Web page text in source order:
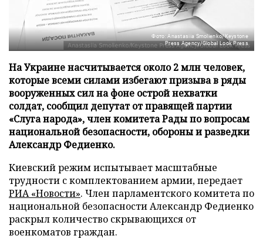
Фото: Anastasiia Smolienko/Keystone
Press Agency/Global Look Press
На Украине насчитывается около 2 млн человек,
которые всеми силами избегают призыва в ряды
вооруженных сил на фоне острой нехватки
солдат, сообщил депутат от правящей партии
«Слуга народа», член комитета Рады по вопросам
национальной безопасности, обороны и разведки
Александр Федиенко.
Киевский режим испытывает масштабные
трудности с комплектованием армии, передает
РИА «Новости». Член парламентского комитета по
национальной безопасности Александр Федиенко
раскрыл количество скрывающихся от
военкоматов граждан.